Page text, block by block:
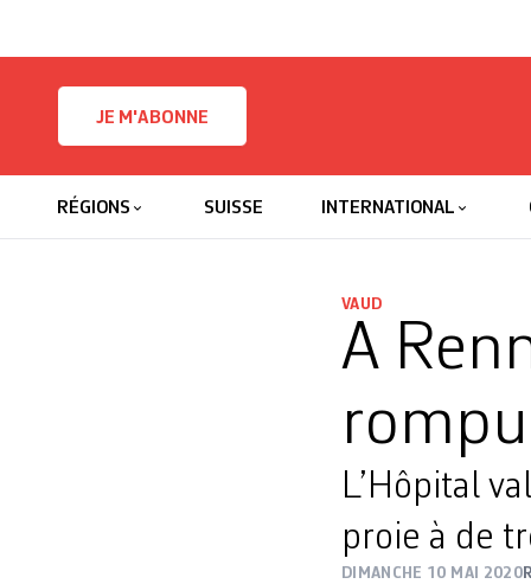
JE M'ABONNE
RÉGIONS SUISSE INTERNATIONAL
VAUD
A
L’Hôpital
proie à de
DIMANCHE 10 MAI 2020